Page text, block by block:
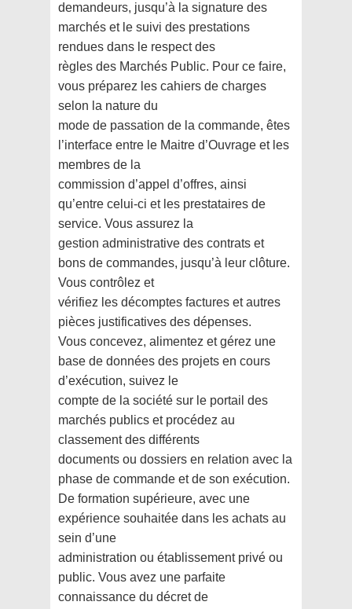
demandeurs, jusqu’à la signature des
marchés et le suivi des prestations
rendues dans le respect des
règles des Marchés Public. Pour ce faire,
vous préparez les cahiers de charges
selon la nature du
mode de passation de la commande, êtes
l’interface entre le Maitre d’Ouvrage et les
membres de la
commission d’appel d’offres, ainsi
qu’entre celui-ci et les prestataires de
service. Vous assurez la
gestion administrative des contrats et
bons de commandes, jusqu’à leur clôture.
Vous contrôlez et
vérifiez les décomptes factures et autres
pièces justificatives des dépenses.
Vous concevez, alimentez et gérez une
base de données des projets en cours
d’exécution, suivez le
compte de la société sur le portail des
marchés publics et procédez au
classement des différents
documents ou dossiers en relation avec la
phase de commande et de son exécution.
De formation supérieure, avec une
expérience souhaitée dans les achats au
sein d’une
administration ou établissement privé ou
public. Vous avez une parfaite
connaissance du décret de